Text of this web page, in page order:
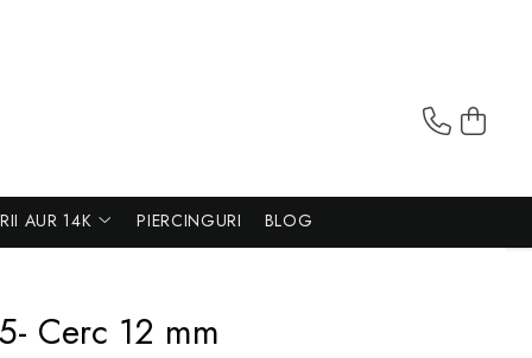
AUR 14K PIERCINGURI BLOG
Cerc 12 mm